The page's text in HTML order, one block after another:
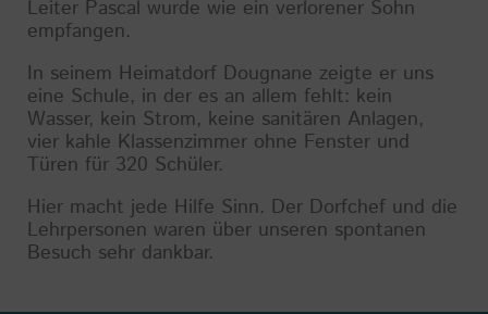
Leiter Pascal wurde wie ein verlorener Sohn
empfangen.
In seinem Heimatdorf Dougnane zeigte er uns
eine Schule, in der es an allem fehlt: kein
Wasser, kein Strom, keine sanitären Anlagen,
vier kahle Klassenzimmer ohne Fenster und
Türen für 320 Schüler.
Hier macht jede Hilfe Sinn. Der Dorfchef und die
Lehrpersonen waren über unseren spontanen
Besuch sehr dankbar.